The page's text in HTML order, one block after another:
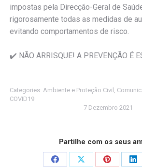
impostas pela Direcção-Geral de
rigorosamente todas as medidas de
evitando comportamentos de risco.
✔️ NÃO ARRISQUE! A PREVENÇÃO É
Categories: Ambiente e Proteção Civil ,
COVID19
7 Dezembro 2021
Partilhe com os seus